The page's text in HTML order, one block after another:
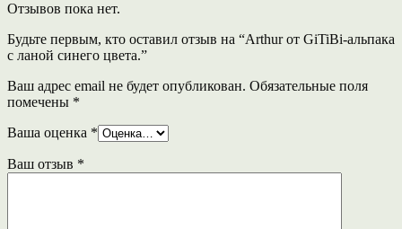
Отзывов пока нет.
Будьте первым, кто оставил отзыв на “Arthur от GiTiBi-альпака
с ланой синего цвета.”
Ваш адрес email не будет опубликован. Обязательные поля
помечены *
Ваша оценка *
Ваш отзыв *